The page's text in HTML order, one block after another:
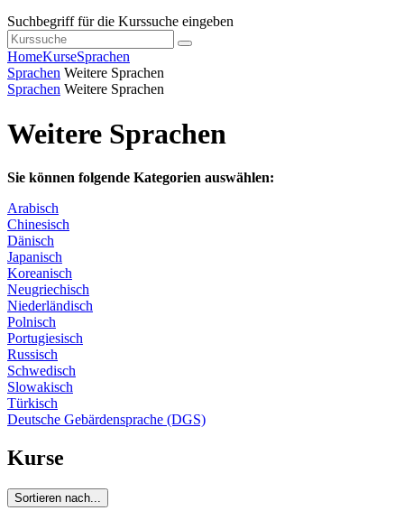
Suchbegriff für die Kurssuche eingeben
HomeKurseSprachen
Sprachen Weitere Sprachen
Sprachen Weitere Sprachen
Weitere Sprachen
Sie können folgende Kategorien auswählen:
Arabisch
Chinesisch
Dänisch
Japanisch
Koreanisch
Neugriechisch
Niederländisch
Polnisch
Portugiesisch
Russisch
Schwedisch
Slowakisch
Türkisch
Deutsche Gebärdensprache (DGS)
Kurse
Sortieren nach...